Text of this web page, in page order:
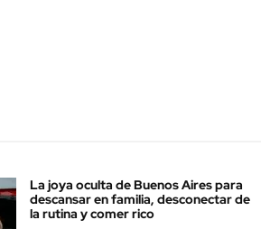
La joya oculta de Buenos Aires para
descansar en familia, desconectar de
la rutina y comer rico